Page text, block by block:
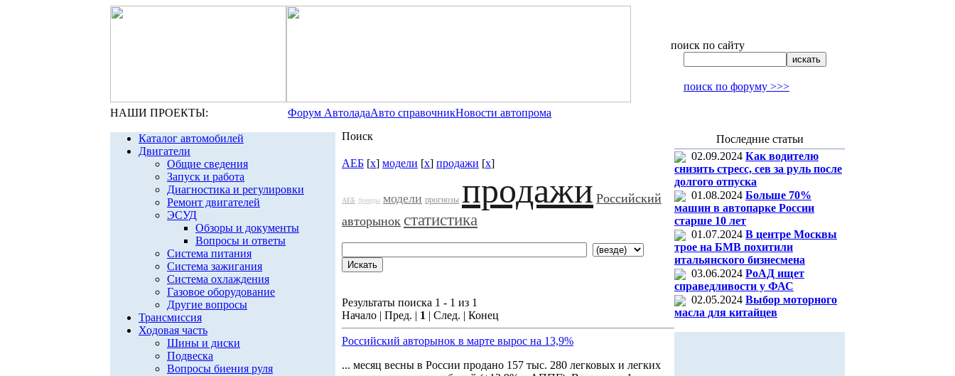
поиск по сайту
поиск по форуму >>>
НАШИ ПРОЕКТЫ: Форум АвтоладаАвто справочникНовости автопрома
Каталог автомобилей
Двигатели
Общие сведения
Запуск и работа
Диагностика и регулировки
Ремонт двигателей
ЭСУД
Обзоры и документы
Вопросы и ответы
Система питания
Система зажигания
Система охлаждения
Газовое оборудование
Другие вопросы
Трансмиссия
Ходовая часть
Шины и диски
Подвеска
Вопросы биения руля
Поиск
АЕБ [x] модели [x] продажи [x]
АЕБ бренды модели прогнозы продажи Российский
авторынок статистика
Результаты поиска 1 - 1 из 1
Начало | Пред. | 1 | След. | Конец
Российский авторынок в марте вырос на 13,9%
... месяц весны в России продано 157 тыс. 280 легковых и легких
Последние статьи
02.09.2024 Как водителю
снизить стресс, сев за руль после
долгого отпуска
01.08.2024 Больше 70%
машин в автопарке России
старше 10 лет
01.07.2024 В центре Москвы
трое на БМВ похитили
итальянского бизнесмена
03.06.2024 РоАД ищет
справедливости у ФАС
02.05.2024 Выбор моторного
масла для китайцев